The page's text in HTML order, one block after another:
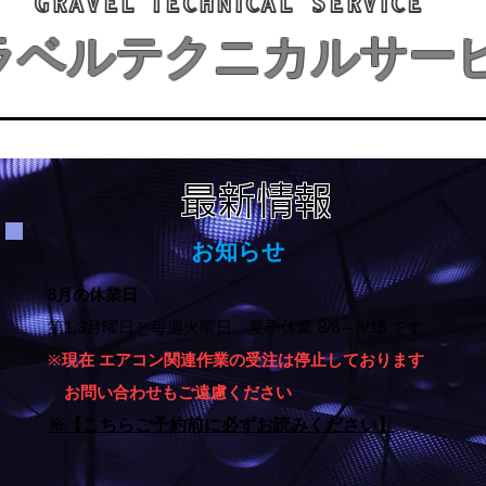
ベルテクニカルサー
最新情報
​お知らせ
8月の休業日
第1,3月曜日と毎週火曜日 夏季休業 8/8～8/16 です
※現在 エアコン関連作業の受注は停止しております
お問い合わせもご遠慮ください
※【こちらご予約前に必ずお読みください】